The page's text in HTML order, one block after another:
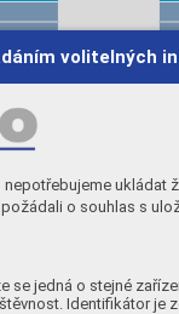
volitelných
ukládat
o souhlas s
se jedná o stejné
Identifikátor je